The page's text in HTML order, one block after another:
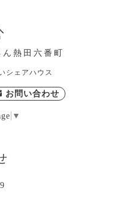
熱田六番町
シェアハウス
お問い合わせ
▼